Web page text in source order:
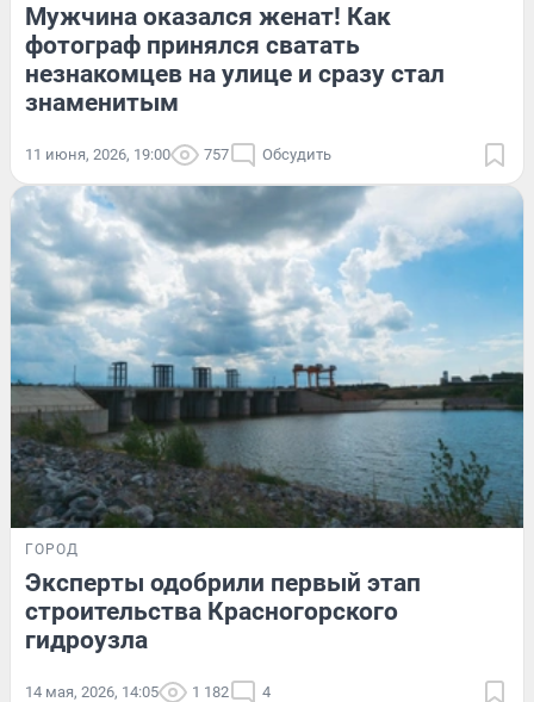
Мужчина оказался женат! Как
фотограф принялся сватать
незнакомцев на улице и сразу стал
знаменитым
11 июня, 2026, 19:00 757 Обсудить
ГОРОД
Эксперты одобрили первый этап
строительства Красногорского
гидроузла
14 мая, 2026, 14:05 1 182 4